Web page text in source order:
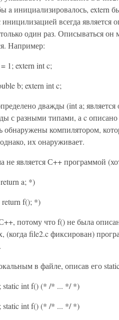
a инициализировалось, extern
всегда
один раз. Описываться
Например:
1; extern int c;
b; extern int c;
дважды (int a; является
с разными типами, а c
компилятором,
их онаруживает.
является С++ программой
a; *)
f(); *)
потому что f() не была
(когда file2.c фиксирован)
в файле, описав его
static int f() (* /* ... */ *)
static int f() (* /* ... */ *)